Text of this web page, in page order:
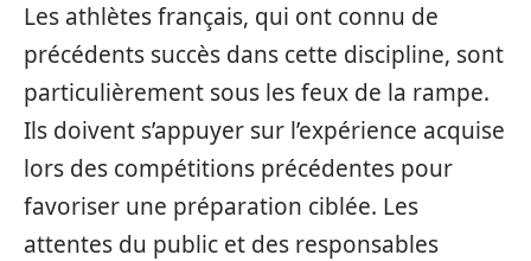
Les athlètes français, qui ont connu de
précédents succès dans cette discipline, sont
particulièrement sous les feux de la rampe.
Ils doivent s’appuyer sur l’expérience acquise
lors des compétitions précédentes pour
favoriser une préparation ciblée. Les
attentes du public et des responsables